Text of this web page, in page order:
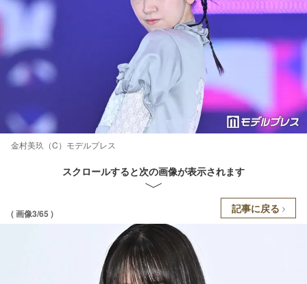
金村美玖（C）モデルプレス
スクロールすると次の画像が表示されます
( 画像3/65 ) 記事に戻る